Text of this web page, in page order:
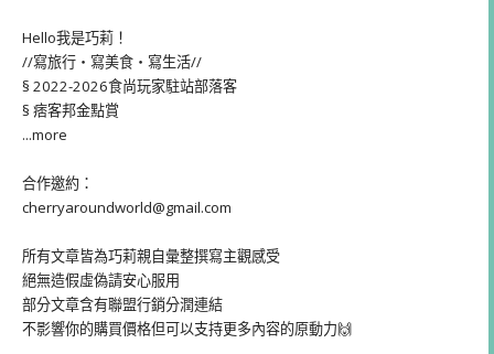
Hello我是巧莉！
//寫旅行・寫美食・寫生活//
§ 2022-2026食尚玩家駐站部落客
§ 痞客邦金點賞
...more
合作邀約：
cherryaroundworld@gmail.com
所有文章皆為巧莉親自彙整撰寫主觀感受
絕無造假虛偽請安心服用
部分文章含有聯盟行銷分潤連結
不影響你的購買價格但可以支持更多內容的原動力🙌